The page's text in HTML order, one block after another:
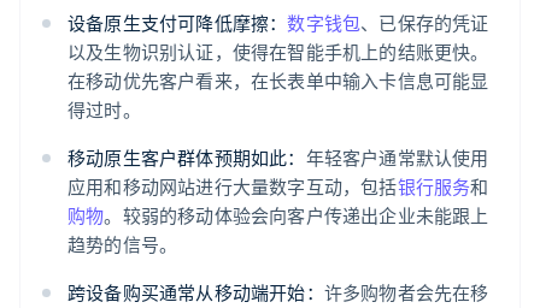
设备原生支付可降低摩擦：数字钱包、已保存的凭证
以及生物识别认证，使得在智能手机上的结账更快。
在移动优先客户看来，在长表单中输入卡信息可能显
得过时。
移动原生客户群体预期如此： 年轻客户通常默认使用
应用和移动网站进行大量数字互动，包括银行服务和
购物。较弱的移动体验会向客户传递出企业未能跟上
趋势的信号。
跨设备购买通常从移动端开始： 许多购物者会先在移